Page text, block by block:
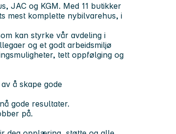
JAC og KGM. Med 11 butikker
mest komplette nybilvarehus, i
kan styrke vår avdeling i
og et godt arbeidsmiljø
tett oppfølging og
å skape gode
gode resultater.
på.